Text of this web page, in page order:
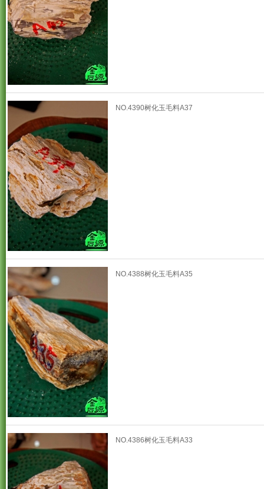
NO.4390树化玉毛料A37
NO.4388树化玉毛料A35
NO.4386树化玉毛料A33